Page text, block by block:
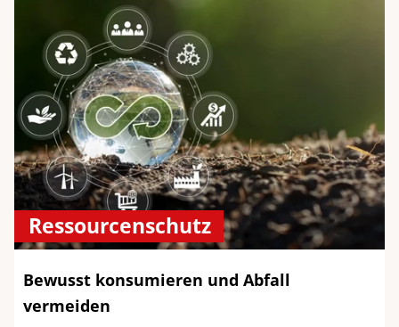
Ressourcenschutz
Bewusst konsumieren und Abfall
vermeiden